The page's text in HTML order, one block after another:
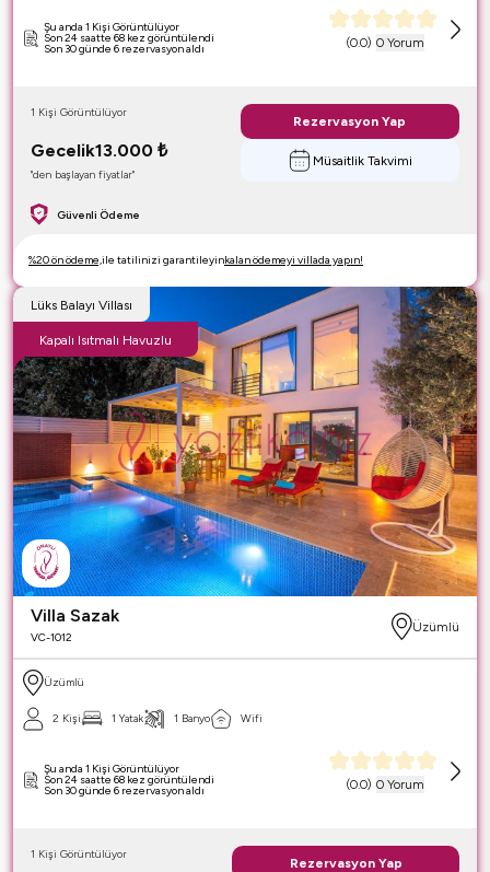
(0.0) 0 Yorum
Şu anda 1 Kişi Görüntülüyor
Son 24 saatte 68 kez görüntülendi
Son 30 günde 6 rezervasyon aldı
Güvenli Ödeme
Gecelik13.000 ₺
"den başlayan fiyatlar"
1 Kişi Görüntülüyor
Rezervasyon Yap
Müsaitlik Takvimi
%20 ön ödeme,ile tatilinizi garantileyinkalan ödemeyi villada yapın!
Lüks Balayı Villası
Kapalı Isıtmalı Havuzlu
Villa Sazak
VC-1012
Üzümlü
Üzümlü
2 Kişi 1 Yatak 1 Banyo Wifi
(0.0) 0 Yorum
Şu anda 1 Kişi Görüntülüyor
Son 24 saatte 68 kez görüntülendi
Son 30 günde 6 rezervasyon aldı
1 Kişi Görüntülüyor
Rezervasyon Yap